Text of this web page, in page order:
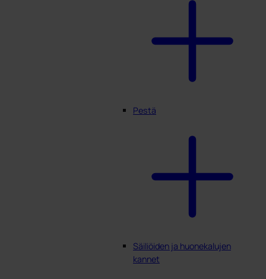
Pestä
Säiliöiden ja huonekalujen
kannet